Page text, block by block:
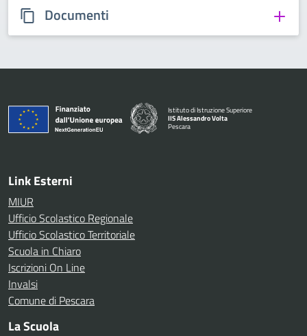
Documenti
Istituto di Istruzione Superiore
IIS Alessandro Volta
Pescara
Link Esterni
MIUR
Ufficio Scolastico Regionale
Ufficio Scolastico Territoriale
Scuola in Chiaro
Iscrizioni On Line
Invalsi
Comune di Pescara
La Scuola